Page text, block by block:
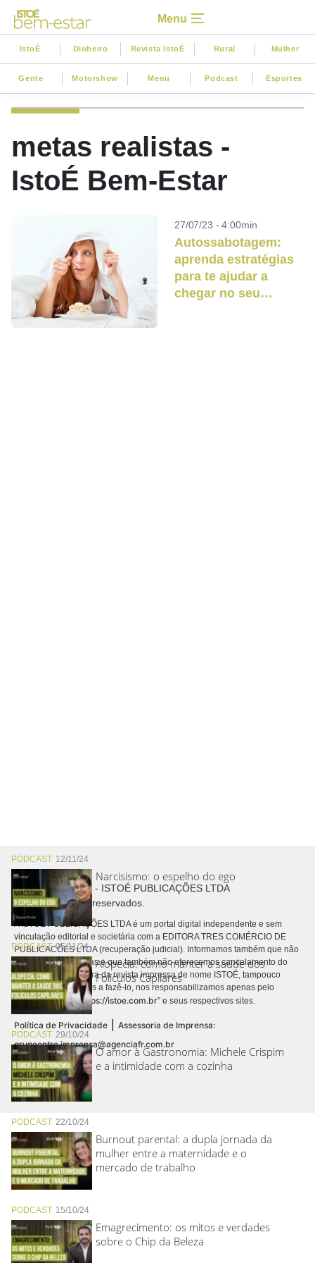
Menu
IstoÉ Dinheiro Revista IstoÉ Rural Mulher
Gente Motorshow Menu Podcast Esportes
metas realistas -
IstoÉ Bem-Estar
27/07/23 - 4:00min
Autossabotagem:
aprenda estratégias
para te ajudar a
chegar no seu
PODCAST 12/11/24
Narcisismo: o espelho do ego
PODCAST05/11/24
Alopecia: como manter a saúde dos
Folículos Capilares
PODCAST 29/10/24
O amor à Gastronomia: Michele Crispim
e a intimidade com a cozinha
PODCAST 22/10/24
Burnout parental: a dupla jornada da
mulher entre a maternidade e o
mercado de trabalho
PODCAST 15/10/24
Emagrecimento: os mitos e verdades
sobre o Chip da Beleza
Copyright © 2026 - ISTOÉ PUBLICAÇÕES LTDA
Todos os direitos reservados.
A ISTOÉ PUBLICAÇÕES LTDA é um portal digital independente e sem
vinculação editorial e societária com a EDITORA TRES COMÉRCIO DE
PUBLICACÕES LTDA (recuperação judicial). Informamos também que não
realizamos cobranças e que também não oferecemos cancelamento do
contrato de assinatura da revista impressa de nome ISTOÉ, tampouco
autorizamos terceiros a fazê-lo, nos responsabilizamos apenas pelo
conteúdo digital “https://istoe.com.br” e seus respectivos sites.
Política de Privacidade | Assessoria de Imprensa:
grupoentre.imprensa@agenciafr.com.br